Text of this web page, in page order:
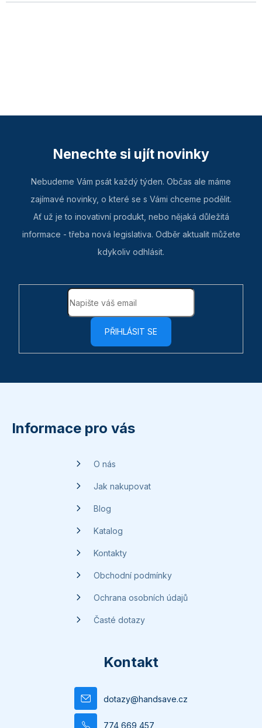
Nenechte si ujít novinky
Nebudeme Vám psát každý týden. Občas ale máme
zajímavé novinky, o které se s Vámi chceme podělit.
Ať už je to inovativní produkt, nebo nějaká důležitá
informace - třeba nová legislativa. Odběr aktualit můžete
kdykoliv odhlásit.
PŘIHLÁSIT SE
Informace pro vás
O nás
Jak nakupovat
Blog
Katalog
Kontakty
Obchodní podmínky
Ochrana osobních údajů
Časté dotazy
Kontakt
dotazy@handsave.cz
774 669 457